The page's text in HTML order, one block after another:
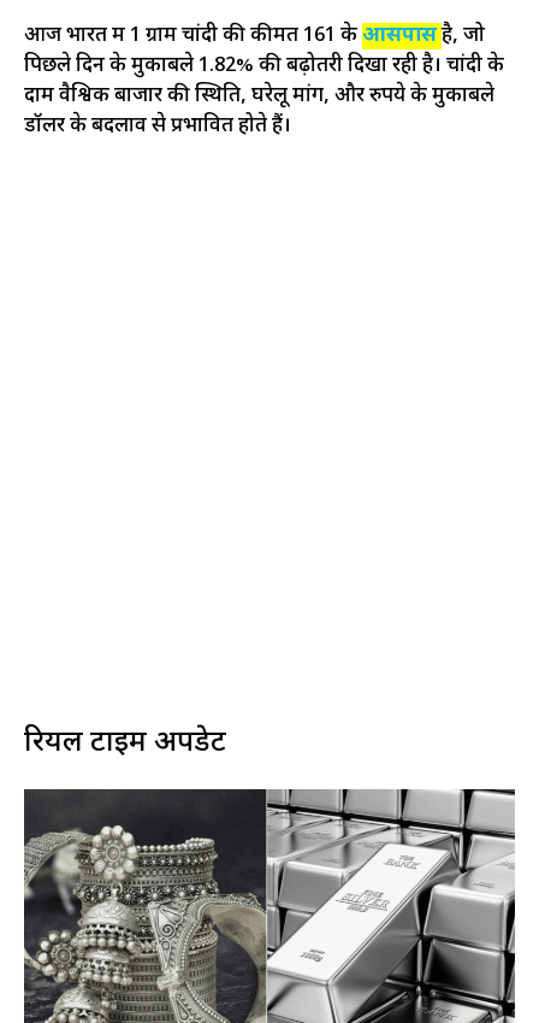
आज भारत में 1 ग्राम चांदी की कीमत ₹161 केआसपासहै, जो
पिछले दिन के मुकाबले 1.82% की बढ़ोतरी दिखा रही है। चांदी के
दाम वैश्विक बाजार की स्थिति, घरेलू मांग, और रुपये के मुकाबले
डॉलर के बदलाव से प्रभावित होते हैं।
रियल टाइम अपडेट